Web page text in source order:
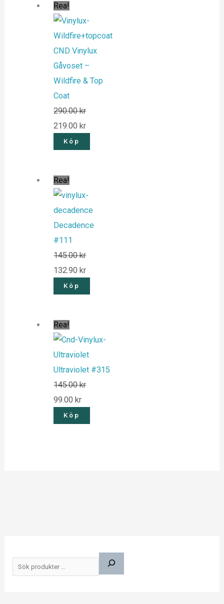
ö
k
Rea!
CND Vinylux
Gåvoset –
Wildfire & Top
Coat
290.00kr
219.00kr
Köp
Rea!
Decadence
#111
145.00kr
132.90kr
Köp
Rea!
Ultraviolet #315
145.00kr
99.00kr
Köp